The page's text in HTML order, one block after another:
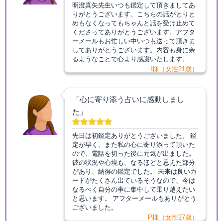
明澄真矢先生いつも鑑定して頂きましてあ
りがとうございます。こちらの話がとりと
めもなくなってもちゃんと話を受け止めて
くださってありがとうございます。アフタ
ーメールもお忙しい中いつも送って頂きま
してありがとうございます。内容も身に余
るようなことで心より感謝いたします。
I様（女性21歳）
「心に寄り添う占いに感動しまし
た」
先日は初鑑定ありがとうございました。 鑑
定が早く、また私の心に寄り添って頂いた
ので、電話を切った後に元気が出ました。
彼の状況や心境も、なるほどと思えた部分
があり、納得の鑑定でした。 未来は良いカ
ードがたくさん出ているそうなので、今は
なるべく自分の事に集中して乗り越えたい
と思います。 アフターメールもありがとう
ございました。
P様（女性27歳）